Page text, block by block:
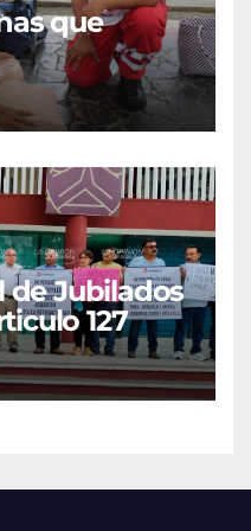
que
mueren
de Jubilados
127